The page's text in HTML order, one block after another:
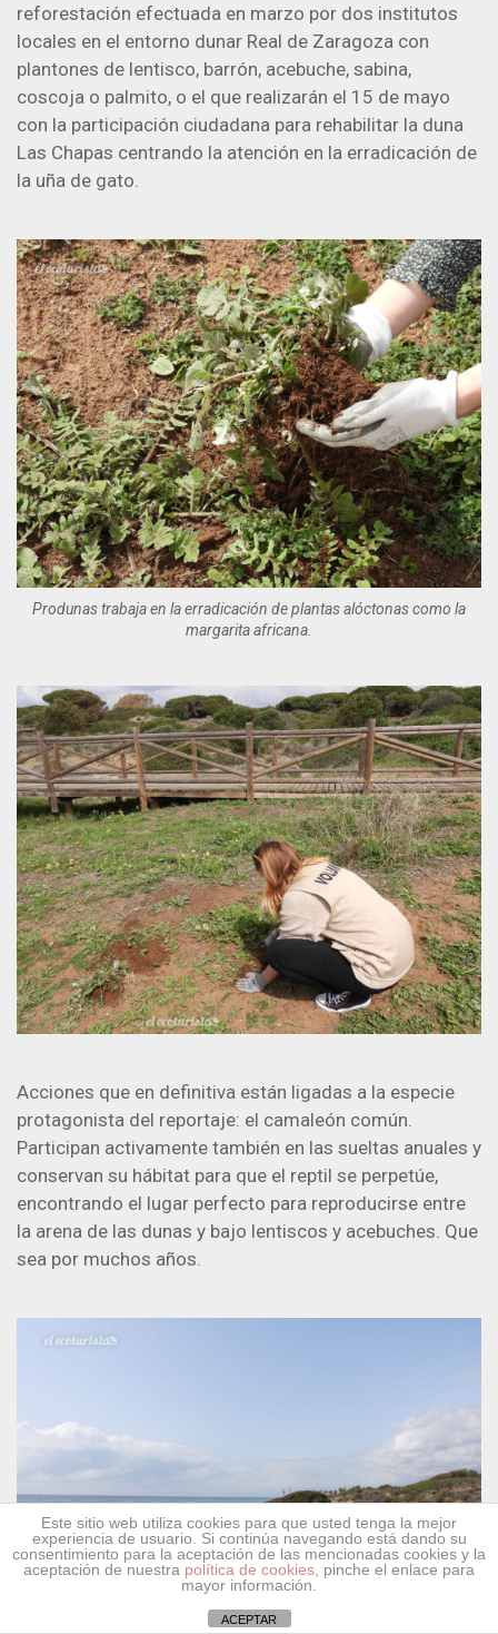
reforestación efectuada en marzo por dos institutos
locales en el entorno dunar Real de Zaragoza con
plantones de lentisco, barrón, acebuche, sabina,
coscoja o palmito, o el que realizarán el 15 de mayo
con la participación ciudadana para rehabilitar la duna
Las Chapas centrando la atención en la erradicación de
la uña de gato.
Produnas trabaja en la erradicación de plantas alóctonas como la
margarita africana.
Acciones que en definitiva están ligadas a la especie
protagonista del reportaje: el camaleón común.
Participan activamente también en las sueltas anuales y
conservan su hábitat para que el reptil se perpetúe,
encontrando el lugar perfecto para reproducirse entre
la arena de las dunas y bajo lentiscos y acebuches. Que
sea por muchos años.
Este sitio web utiliza cookies para que usted tenga la mejor
experiencia de usuario. Si continúa navegando está dando su
consentimiento para la aceptación de las mencionadas cookies y la
aceptación de nuestra política de cookies , pinche el enlace para
mayor información.
ACEPTAR